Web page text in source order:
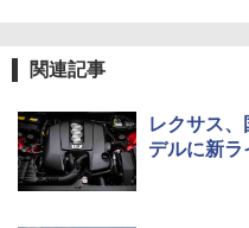
関連記事
レクサス
デルに新ラ